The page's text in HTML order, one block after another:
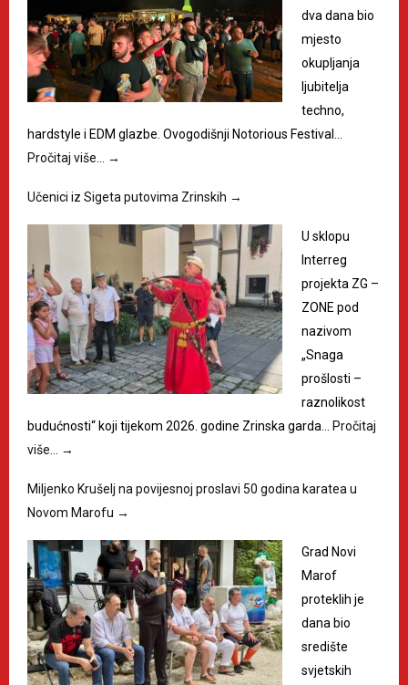
dva dana bio
mjesto
okupljanja
ljubitelja
techno,
hardstyle i EDM glazbe. Ovogodišnji Notorious Festival…
Pročitaj više…
→
Učenici iz Sigeta putovima Zrinskih →
U sklopu
Interreg
projekta ZG –
ZONE pod
nazivom
„Snaga
prošlosti –
raznolikost
budućnosti“ koji tijekom 2026. godine Zrinska garda…
Pročitaj
više…
→
Miljenko Krušelj na povijesnoj proslavi 50 godina karatea u
Novom Marofu →
Grad Novi
Marof
proteklih je
dana bio
središte
svjetskih